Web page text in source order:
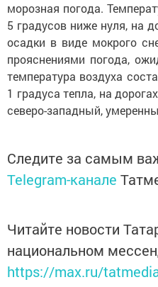
морозная погода.
5 градусов ниже нуля, на
осадки в виде мокрого
прояснениями погода,
температура воздуха
1 градуса тепла, на
северо-западный,
Следите за самым
Telegram-канале
Читайте новости
национальном
https://max.ru/